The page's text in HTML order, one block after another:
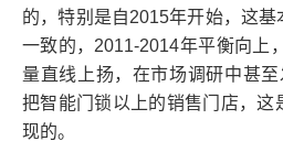
的，特别是自2015年开始，这
一致的，2011-2014年平衡向上
量直线上扬，在市场调研中甚
把智能门锁以上的销售门店，这
现的。